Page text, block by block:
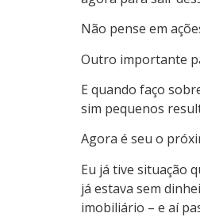
Não pense em
Outro importante
E quando faço
sim pequenos
Agora é seu o
Eu já tive situação
já estava sem
imobiliário – e aí